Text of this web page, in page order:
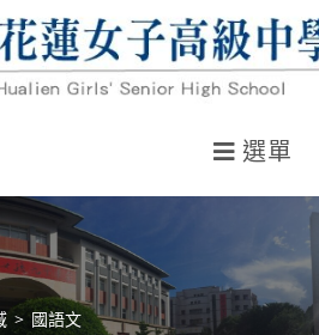
選單
> 國語文